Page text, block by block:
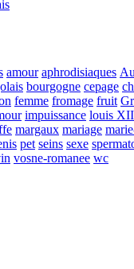
amour aphrodisiaques
bourgogne cepage
femme fromage fruit
impuissance louis
margaux mariage
pet seins sexe
vosne-romanee wc